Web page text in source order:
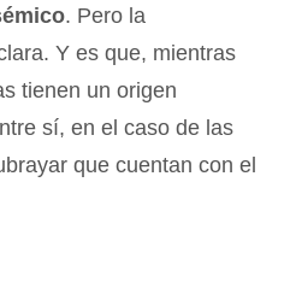
. Pero la
Y es que, mientras
tienen un origen
sí, en el caso de las
que cuentan con el